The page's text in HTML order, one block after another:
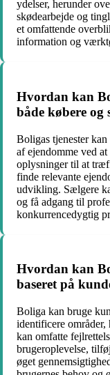
ydelser, herunder
skødearbejde og
et omfattende
information og
Hvordan kan
både købere og
Boligas tjenester
af ejendomme ved
oplysninger til at
finde relevante
udvikling. Sælgere
og få adgang til
konkurrencedygtig
Hvordan kan
baseret på
Boliga kan bruge
identificere
kan omfatte
brugeroplevelse,
øget